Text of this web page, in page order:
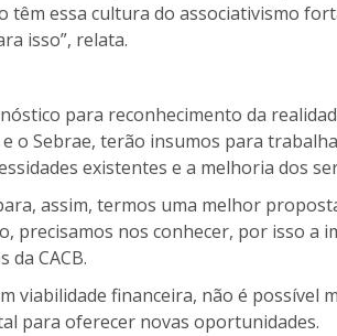
essa cultura do associativismo
isso”, relata.
para reconhecimento da
o Sebrae, terão insumos para
existentes e a melhoria dos
assim, termos uma melhor
precisamos nos conhecer, por isso a
CACB.
viabilidade financeira, não é possível
para oferecer novas oportunidades.